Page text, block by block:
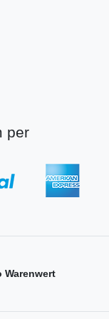
per
Warenwert